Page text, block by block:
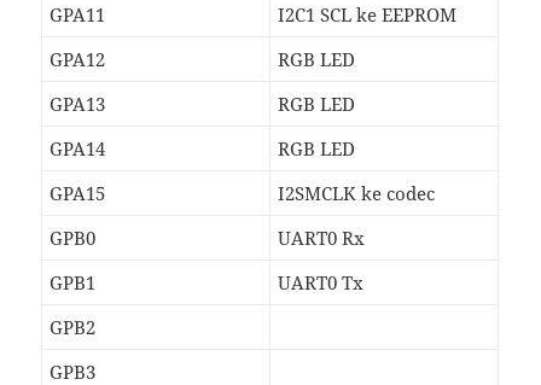
GPA11
I2C1 SCL ke EEPROM
GPA12
RGB LED
GPA13
RGB LED
GPA14
RGB LED
GPA15
I2SMCLK ke codec
GPB0
UART0 Rx
GPB1
UART0 Tx
GPB2
GPB3